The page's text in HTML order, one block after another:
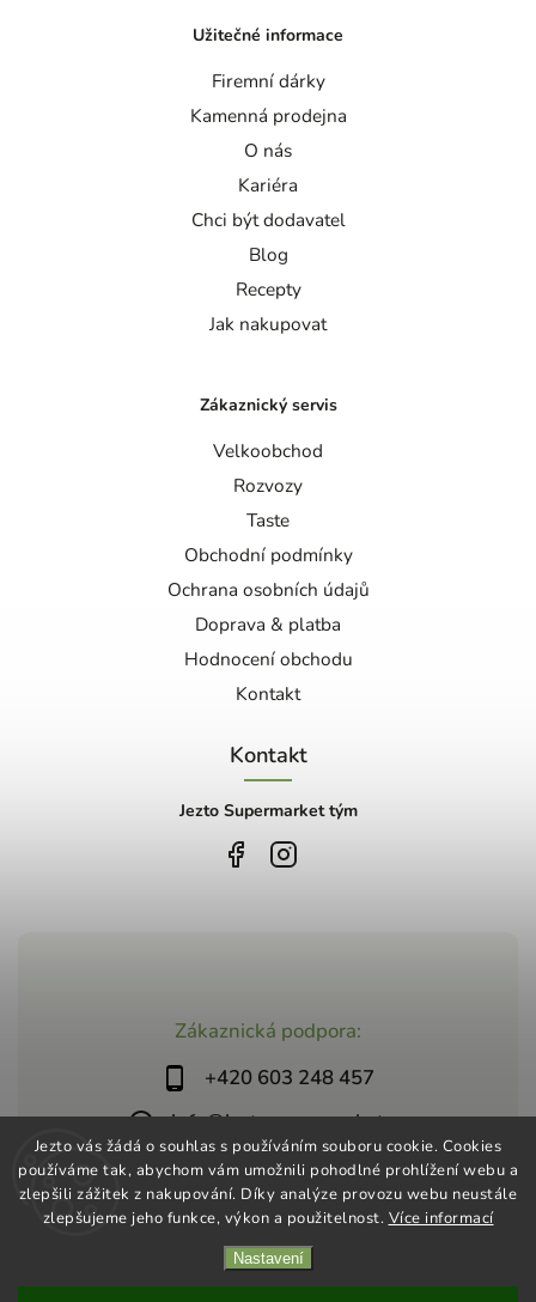
Jezto vás žádá o souhlas s používáním souboru cookie. Cookies
používáme tak, abychom vám umožnili pohodlné prohlížení webu a
zlepšili zážitek z nakupování. Díky analýze provozu webu neustále
zlepšujeme jeho funkce, výkon a použitelnost. Více informací
Nastavení
Zákaznická podpora:
+420 603 248 457
info@jeztosupermarket.cz
Užitečné informace
Firemní dárky
Kamenná prodejna
O nás
Kariéra
Chci být dodavatel
Blog
Recepty
Jak nakupovat
Zákaznický servis
Velkoobchod
Rozvozy
Taste
Obchodní podmínky
Ochrana osobních údajů
Doprava & platba
Hodnocení obchodu
Kontakt
Kontakt
Jezto Supermarket tým